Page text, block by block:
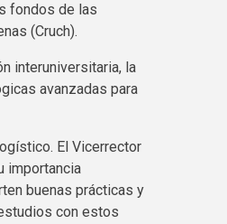
fondos de las
(Cruch).
interuniversitaria, la
avanzadas para
El Vicerrector
importancia
buenas prácticas y
con estos